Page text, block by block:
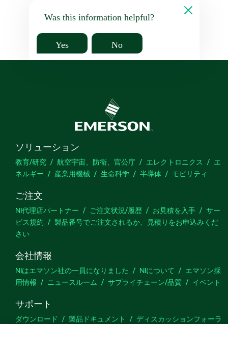
Was this information helpful?
Yes No
ソリューション
教育/研究 航空宇宙、防衛、官公庁 エレクトロニクス
エ
ネルギー
産業用機械 生命科学 半導体 モビリティ
ご注文
NI代理店パートナー ご注文状況/履歴 お見積を入手
サー
ビス規約
製品番号でご注文されるか、見積りをお申込みくだ
さい
会社情報
NIはエマソン社の一員になりました NIについて
エマソン採
用情報
ニュースルーム サプライチェーン/品質 イベント
サポート
ダウンロード 製品ドキュメント
ディスカッションフォーラ